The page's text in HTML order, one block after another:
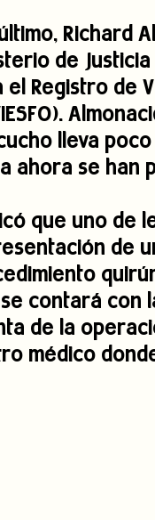
Richard
de
el Registro de
lleva
ahora se han
que uno de
de
contará con
de la
médico